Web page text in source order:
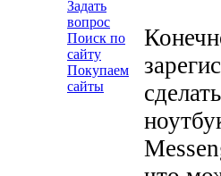
Задать
вопрос
Поиск по
сайту
Покупаем
сайты